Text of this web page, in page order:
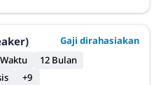
Gaji dirahasiakan
12 Bulan
+9